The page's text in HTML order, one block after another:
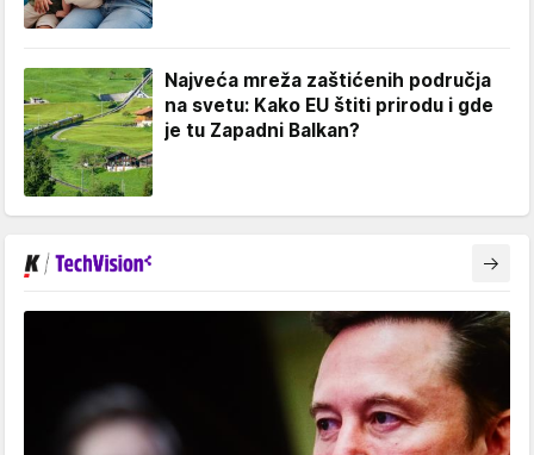
Najveća mreža zaštićenih područja
na svetu: Kako EU štiti prirodu i gde
je tu Zapadni Balkan?